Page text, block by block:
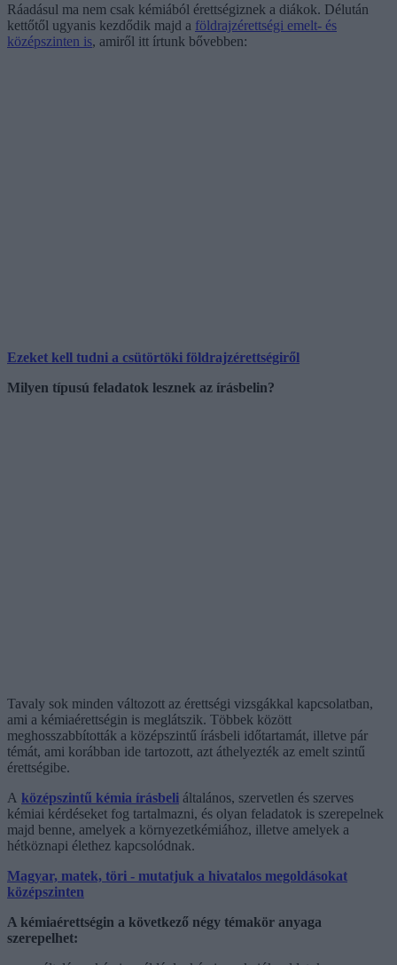
Ráadásul ma nem csak kémiából érettségiznek a diákok. Délután
kettőtől ugyanis kezdődik majd a földrajzérettségi emelt- és
középszinten is, amiről itt írtunk bővebben:
Ezeket kell tudni a csütörtöki földrajzérettségiről
Milyen típusú feladatok lesznek az írásbelin?
Tavaly sok minden változott az érettségi vizsgákkal kapcsolatban,
ami a kémiaérettségin is meglátszik. Többek között
meghosszabbították a középszintű írásbeli időtartamát, illetve pár
témát, ami korábban ide tartozott, azt áthelyezték az emelt szintű
érettségibe.
A középszintű kémia írásbeli általános, szervetlen és szerves
kémiai kérdéseket fog tartalmazni, és olyan feladatok is szerepelnek
majd benne, amelyek a környezetkémiához, illetve amelyek a
hétköznapi élethez kapcsolódnak.
Magyar, matek, töri - mutatjuk a hivatalos megoldásokat
középszinten
A kémiaérettségin a következő négy témakör anyaga
szerepelhet: